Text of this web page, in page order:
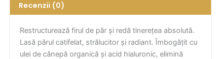
Recenzii (0)
Restructurează firul de păr și redă tinerețea absolută.
Lasă părul catifelat, strălucitor și radiant. Îmbogățit cu
ulei de cânepă organică și acid hialuronic, elimină